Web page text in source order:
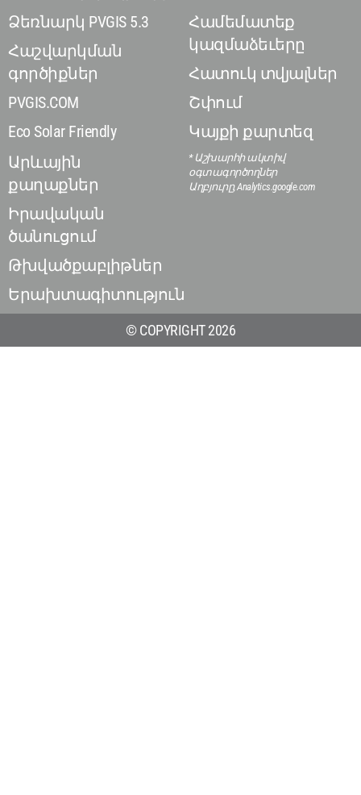
Ձեռնարկ PVGIS 5.3
Հաշվարկման
գործիքներ
PVGIS.COM
Eco Solar Friendly
Արևային
քաղաքներ
Իրավական
ծանուցում
Թխվածքաբլիթներ
Երախտագիտություն
Համեմատեք
կազմաձեւերը
Հատուկ տվյալներ
Շփում
Կայքի քարտեզ
* Աշխարհի ակտիվ
օգտագործողներ
Աղբյուրը, Analytics.google.com
© COPYRIGHT 2026